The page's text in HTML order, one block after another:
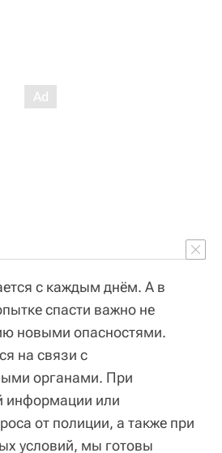
с каждым днём. А в
спасти важно не
новыми опасностями.
на связи с
органами. При
информации или
от полиции, а также при
условий, мы готовы